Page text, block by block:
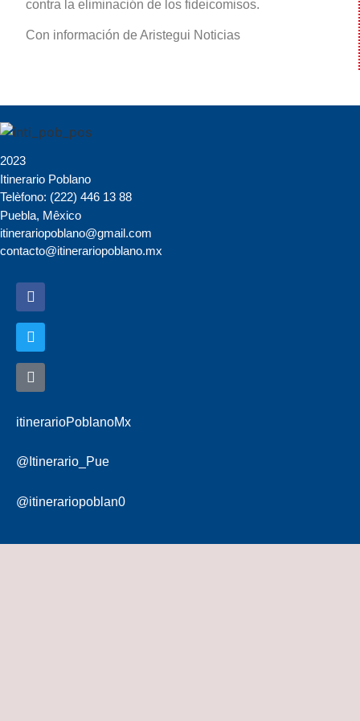
contra la eliminación de los fideicomisos.
Con información de Aristegui Noticias
2023
Itinerario Poblano
Telèfono: (222) 446 13 88
Puebla, Mêxico
itinerariopoblano@gmail.com
contacto@itinerariopoblano.mx
itinerarioPoblanoMx
@Itinerario_Pue
@itinerariopoblan0